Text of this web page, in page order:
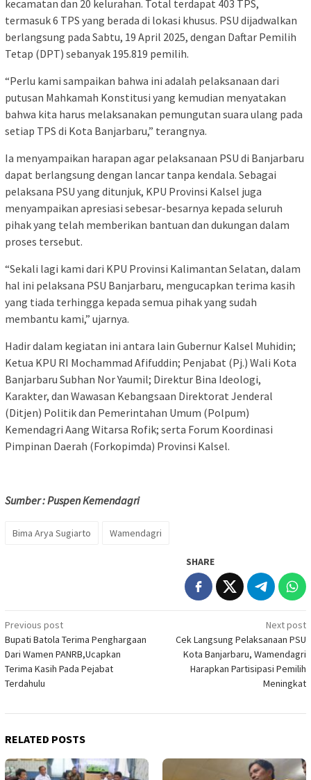
kecamatan dan 20 kelurahan. Total terdapat 403 TPS,
termasuk 6 TPS yang berada di lokasi khusus. PSU dijadwalkan
berlangsung pada Sabtu, 19 April 2025, dengan Daftar Pemilih
Tetap (DPT) sebanyak 195.819 pemilih.
“Perlu kami sampaikan bahwa ini adalah pelaksanaan dari
putusan Mahkamah Konstitusi yang kemudian menyatakan
bahwa kita harus melaksanakan pemungutan suara ulang pada
setiap TPS di Kota Banjarbaru,” terangnya.
Ia menyampaikan harapan agar pelaksanaan PSU di Banjarbaru
dapat berlangsung dengan lancar tanpa kendala. Sebagai
pelaksana PSU yang ditunjuk, KPU Provinsi Kalsel juga
menyampaikan apresiasi sebesar-besarnya kepada seluruh
pihak yang telah memberikan bantuan dan dukungan dalam
proses tersebut.
“Sekali lagi kami dari KPU Provinsi Kalimantan Selatan, dalam
hal ini pelaksana PSU Banjarbaru, mengucapkan terima kasih
yang tiada terhingga kepada semua pihak yang sudah
membantu kami,” ujarnya.
Hadir dalam kegiatan ini antara lain Gubernur Kalsel Muhidin;
Ketua KPU RI Mochammad Afifuddin; Penjabat (Pj.) Wali Kota
Banjarbaru Subhan Nor Yaumil; Direktur Bina Ideologi,
Karakter, dan Wawasan Kebangsaan Direktorat Jenderal
(Ditjen) Politik dan Pemerintahan Umum (Polpum)
Kemendagri Aang Witarsa Rofik; serta Forum Koordinasi
Pimpinan Daerah (Forkopimda) Provinsi Kalsel.
Sumber : Puspen Kemendagri
Bima Arya Sugiarto Wamendagri
SHARE
Post
navigation
Previous post
Bupati Batola Terima Penghargaan
Dari Wamen PANRB,Ucapkan
Terima Kasih Pada Pejabat
Terdahulu
Next post
Cek Langsung Pelaksanaan PSU
Kota Banjarbaru, Wamendagri
Harapkan Partisipasi Pemilih
Meningkat
RELATED POSTS